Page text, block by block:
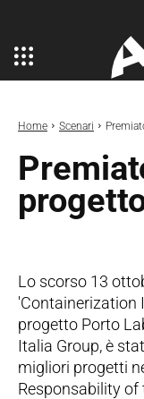
Home Scenari
Lo scorso 13
'Containerization
progetto Porto
Italia Group, è
migliori progetti
Responsability of